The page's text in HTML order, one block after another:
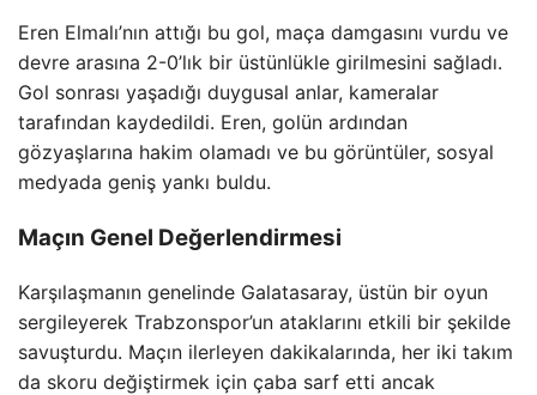
Eren Elmalı’nın attığı bu gol, maça damgasını vurdu ve
devre arasına 2-0’lık bir üstünlükle girilmesini sağladı.
Gol sonrası yaşadığı duygusal anlar, kameralar
tarafından kaydedildi. Eren, golün ardından
gözyaşlarına hakim olamadı ve bu görüntüler, sosyal
medyada geniş yankı buldu.
Maçın Genel Değerlendirmesi
Karşılaşmanın genelinde Galatasaray, üstün bir oyun
sergileyerek Trabzonspor’un ataklarını etkili bir şekilde
savuşturdu. Maçın ilerleyen dakikalarında, her iki takım
da skoru değiştirmek için çaba sarf etti ancak